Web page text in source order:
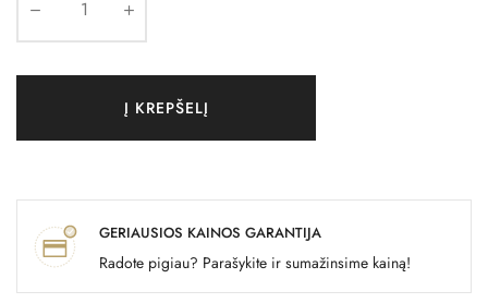
Į KREPŠELĮ
GERIAUSIOS KAINOS GARANTIJA
Radote pigiau? Parašykite ir sumažinsime kainą!